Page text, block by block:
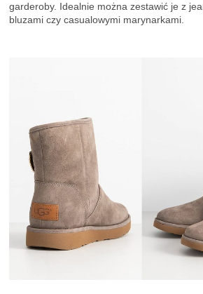
garderoby. Idealnie można zestawić je z
bluzami czy casualowymi marynarkami.